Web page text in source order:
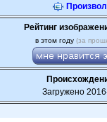
Рейтинг
в этом году (за
Загружено